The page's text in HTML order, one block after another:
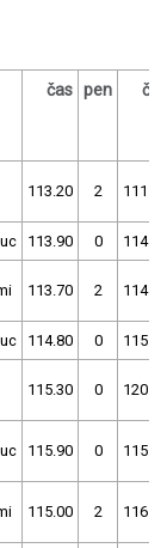
čas pen čas
113.20 2 111.50
113.90 0 114.80
113.70 2 114.50
114.80 0 115.50
115.30 0 120.90
115.90 0 115.30
115.00 2 116.30